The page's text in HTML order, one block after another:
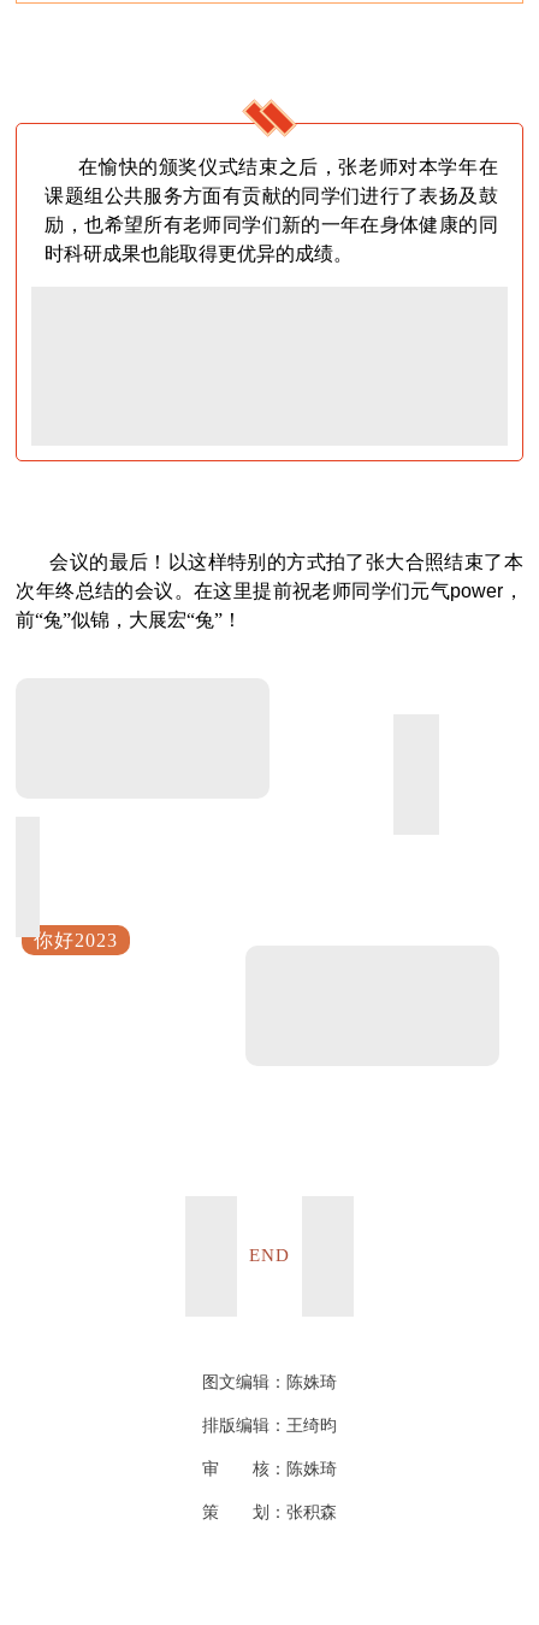
在愉快的颁奖仪式结束之后，张老师对本学年在
课题组公共服务方面有贡献的同学们进行了表扬及鼓
励，也希望所有老师同学们新的一年在身体健康的同
时科研成果也能取得更优异的成绩。
会议的最后！以这样特别的方式拍了张大合照结束了本
次年终总结的会议。在这里提前祝老师同学们元气power ，
前“兔”似锦，大展宏“兔”！
你好2023
END
图文编辑：陈姝琦
排版编辑：王绮昀
审 核：陈姝琦
策 划：张积森